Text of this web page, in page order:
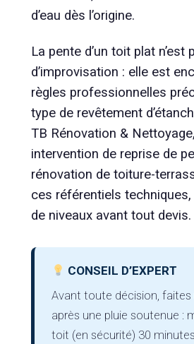
d’eau dès l’origine.
La pente d’un toit plat n’est
d’improvisation : elle est
règles professionnelles
type de revêtement
TB Rénovation &
intervention de reprise de
rénovation de toiture-
ces référentiels
de niveaux avant tout devis.
CONSEIL D’EXPERT
Avant toute décision,
après une pluie soutenue :
toit (en sécurité) 30